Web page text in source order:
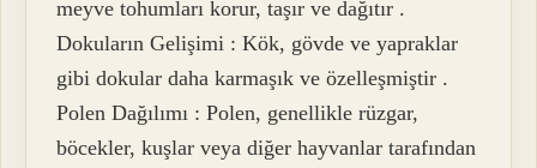
meyve tohumları korur, taşır ve dağıtır .
Dokuların Gelişimi : Kök, gövde ve yapraklar
gibi dokular daha karmaşık ve özelleşmiştir .
Polen Dağılımı : Polen, genellikle rüzgar,
böcekler, kuşlar veya diğer hayvanlar tarafından